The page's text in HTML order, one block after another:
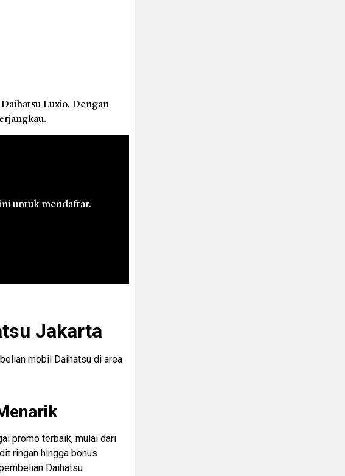
Luxio. Dengan
untuk mendaftar.
Jakarta
mobil Daihatsu di area
promo terbaik, mulai dari
ringan hingga bonus
Daihatsu